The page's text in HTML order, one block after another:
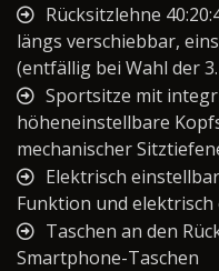
Rücksitzlehne
längs verschiebbar,
(entfällig bei Wahl der
Sportsitze mit
höheneinstellbare
mechanischer
Elektrisch
Funktion und
Taschen an den
Smartphone-Taschen